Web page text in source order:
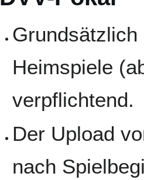
Heimspiele
verpflichtend.
Der Upload
nach